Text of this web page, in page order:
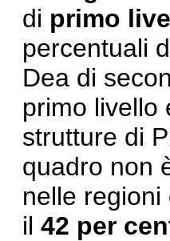
di primo
percentuali
Dea di
primo livello
strutture di
quadro non
nelle regioni
il 42 per